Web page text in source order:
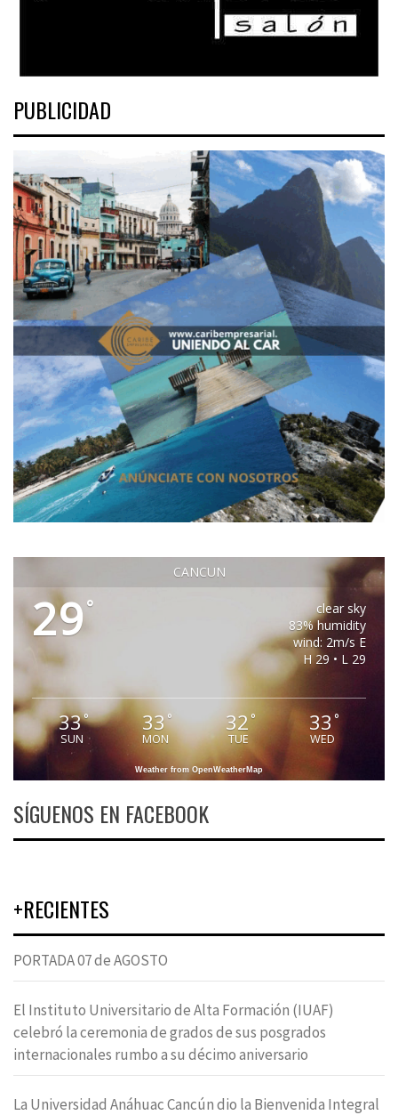
PUBLICIDAD
CANCUN
29°
clear sky
83% humidity
wind: 2m/s E
H 29 • L 29
33°
SUN
33°
MON
32°
TUE
33°
WED
Weather from OpenWeatherMap
SÍGUENOS EN FACEBOOK
+RECIENTES
PORTADA 07 de AGOSTO
El Instituto Universitario de Alta Formación (IUAF)
celebró la ceremonia de grados de sus posgrados
internacionales rumbo a su décimo aniversario
La Universidad Anáhuac Cancún dio la Bienvenida Integral